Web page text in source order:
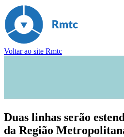
Voltar ao site Rmtc
Duas linhas serão
da Região